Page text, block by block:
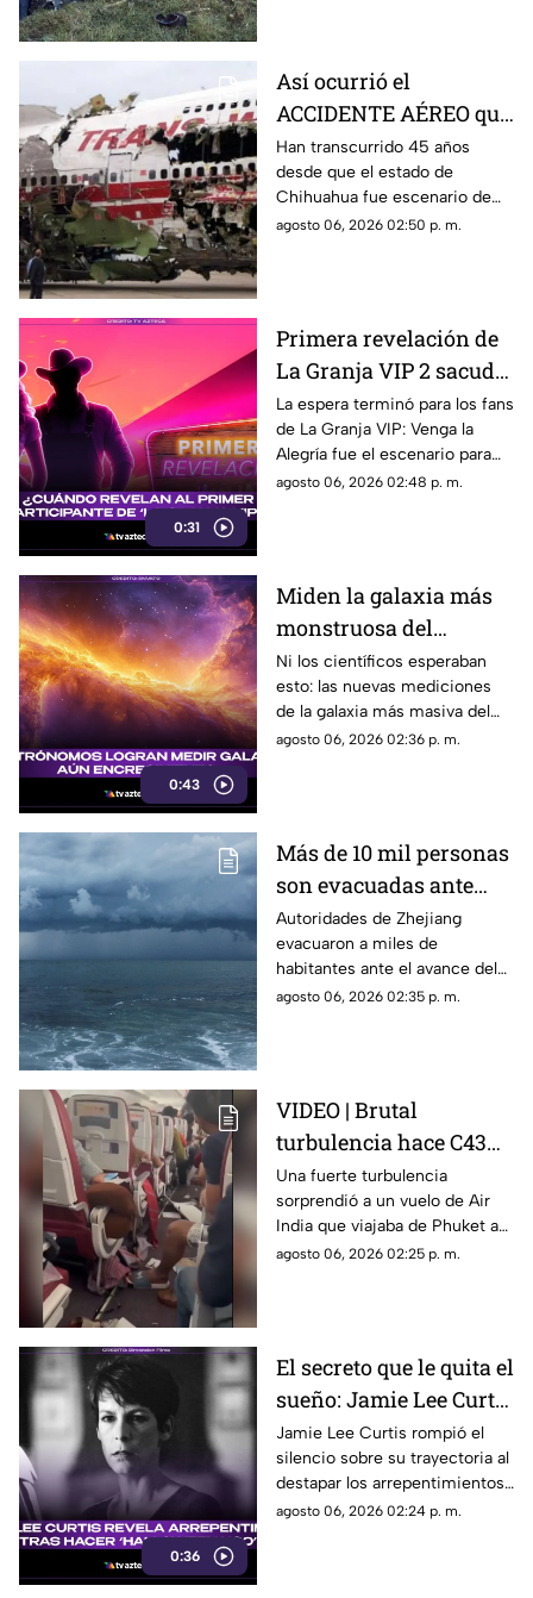
Así ocurrió el
ACCIDENTE AÉREO que
cambió la historia de
Chihuahua y dejó 32
muertos
Han transcurrido 45 años
desde que el estado de
Chihuahua fue escenario de
una de las tragedias aéreas
en el aeropuerto de la capital
del estado, dejando un saldo
de 32 personas fallecidas y 34
sobrevivientes.
agosto 06, 2026 02:50 p. m.
0:31
Primera revelación de
La Granja VIP 2 sacude
la televisión: El destape
arrancó en Venga la
Alegría
La espera terminó para los fans
de La Granja VIP: Venga la
Alegría fue el escenario para
destapar la primera gran
agosto 06, 2026 02:48 p. m.
0:43
Miden la galaxia más
monstruosa del
universo y descubren
algo aterrador: no para
de comer
Ni los científicos esperaban
esto: las nuevas mediciones
de la galaxia más masiva del
cosmos revelan que no para de
agosto 06, 2026 02:36 p. m.
Más de 10 mil personas
son evacuadas ante
avance del tifón
Dolphin; así impactará
en China
Autoridades de Zhejiang
evacuaron a miles de
habitantes ante el avance del
tifón Dolphin hacia el este de
agosto 06, 2026 02:35 p. m.
VIDEO | Brutal
turbulencia hace C43R
300 pies a un avión en
la India; así quedó el
interior
Una fuerte turbulencia
sorprendió a un vuelo de Air
India que viajaba de Phuket a
Delhi, dejando 17 personas
agosto 06, 2026 02:25 p. m.
0:36
El secreto que le quita el
sueño: Jamie Lee Curtis
confiesa su mayor
arrepentimiento en
'Halloween H2O'
Jamie Lee Curtis rompió el
silencio sobre su trayectoria al
destapar los arrepentimientos
que conserva tras el arrollador
agosto 06, 2026 02:24 p. m.